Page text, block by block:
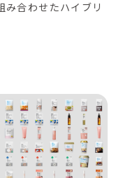
み合わせたハイブリ